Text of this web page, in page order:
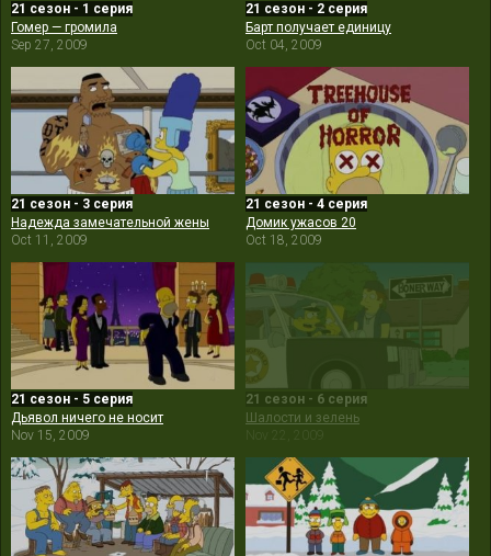
21 сезон - 1 серия
Гомер — громила
Sep 27, 2009
21 сезон - 2 серия
Барт получает единицу
Oct 04, 2009
21 сезон - 3 серия
Надежда замечательной жены
Oct 11, 2009
21 сезон - 4 серия
Домик ужасов 20
Oct 18, 2009
21 сезон - 5 серия
Дьявол ничего не носит
Nov 15, 2009
21 сезон - 6 серия
Шалости и зелень
Nov 22, 2009